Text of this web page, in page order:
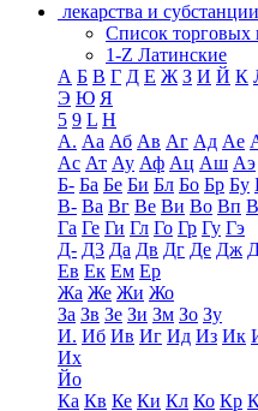
лекарства и субстанции
Список
1-Z Латинские
А Б В Г Д Е Ж З И Й К
Э Ю Я
5 9 L H
А. Аа Аб Ав Аг Ад Ае
Ас Ат Ау Аф Ац Аш Аэ
Б- Ба Бе Би Бл Бо Бр Бу
В- Ва Вг Ве Ви Во Вп
Га Ге Ги Гл Го Гр Гу Гэ
Д- Д3 Да Дв Дг Де Дж
Ев Ек Ем Ер
Жа Же Жи Жо
За Зв Зе Зи Зм Зо Зу
И. Иб Ив Иг Ид Из Ик
Их
Йо
Ка Кв Ке Ки Кл Ко Кр